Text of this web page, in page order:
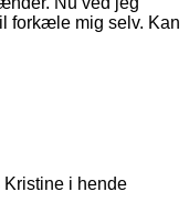
forkæle mig selv. Kan
i hende